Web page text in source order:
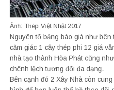
Ảnh: Thép Việt Nhật 2017
Nguyên tố bảng báo giá như bên
cảm giác 1 cây thép phi 12 giá
nhà tạo thành Hòa Phát cũng
chênh lệch tương đối đa dạng.
Bên cạnh đó 2 Xây Nhà còn